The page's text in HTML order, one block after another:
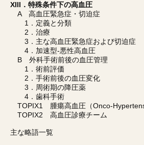
XIII．特殊条件下の高血圧
A 高血圧緊急症・切迫症
1．定義と分類
2．治療
3．主な高血圧緊急症および切迫症
4．加速型-悪性高血圧
B 外科手術前後の血圧管理
1．術前評価
2．手術前後の血圧変化
3．周術期の降圧薬
4．歯科手術
TOPIX1 腫瘍高血圧（Onco-
TOPIX2 高血圧診療チーム
主な略語一覧